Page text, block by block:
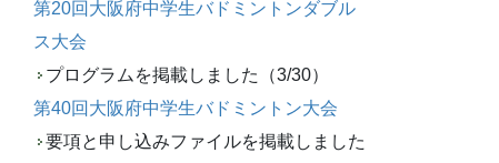
第20回大阪府中学生バドミントンダブル
ス大会
プログラムを掲載しました（3/30）
第40回大阪府中学生バドミントン大会
要項と申し込みファイルを掲載しました